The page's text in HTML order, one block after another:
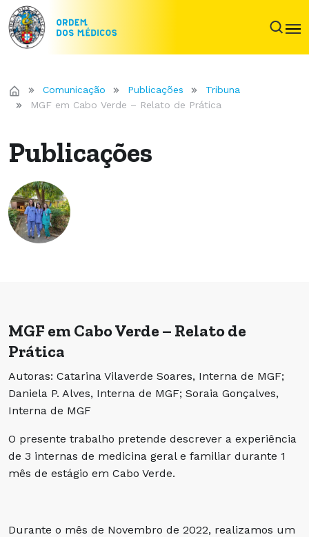
Comunicação Publicações
Tribuna
MGF em Cabo Verde – Relato de Prática
Publicações
MGF em Cabo Verde – Relato de
Prática
Autoras: Catarina Vilaverde Soares, Interna de MGF;
Daniela P. Alves, Interna de MGF; Soraia Gonçalves,
Interna de MGF
O presente trabalho pretende descrever a experiência
de 3 internas de medicina geral e familiar durante 1
mês de estágio em Cabo Verde.
Durante o mês de Novembro de 2022, realizamos um